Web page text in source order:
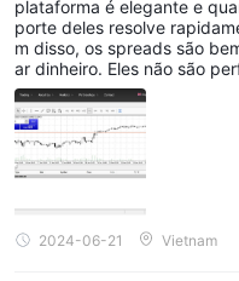
plataforma é elegante e
porte deles resolve
m disso, os spreads são
ar dinheiro. Eles não são
de produtos, mas até agora
2024-06-21 Vietnam